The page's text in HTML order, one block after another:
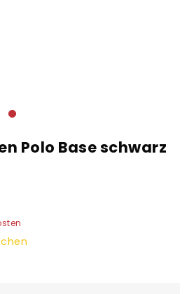
Polo Base schwarz